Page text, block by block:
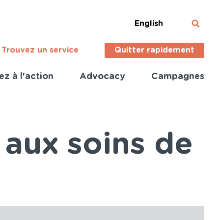
English
Trouvez un service Quitter rapidement
à l'action Advocacy Campagnes
soins de